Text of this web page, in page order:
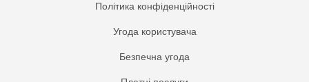
Політика конфіденційності
Угода користувача
Безпечна угода